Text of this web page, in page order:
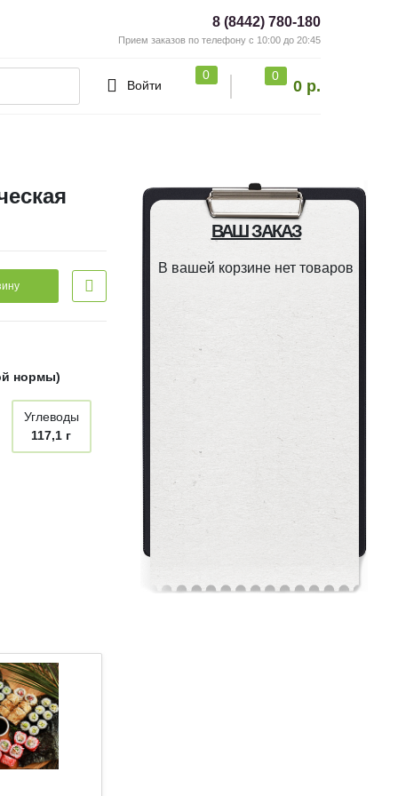
8 (8442) 780-180
Прием заказов по телефону с 10:00 до 20:45
Войти
0 0
0 р.
нормы)
Углеводы
117,1 г
ВАШ ЗАКАЗ
В вашей корзине нет товаров